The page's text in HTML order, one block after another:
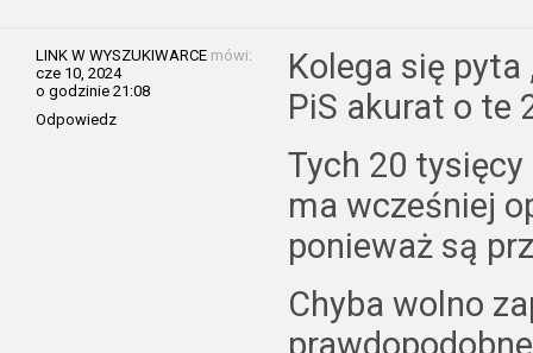
LINK W WYSZUKIWARCE mówi:
cze 10, 2024
o godzinie 21:08
Odpowiedz
Kolega się pyta
PiS akurat o te
Tych 20
ma wcześniej
ponieważ są
Chyba wolno